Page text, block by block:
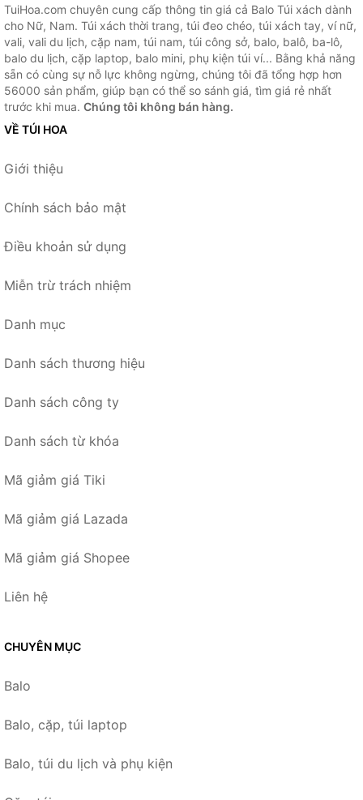
TuiHoa.com chuyên cung cấp thông tin giá cả Balo Túi xách dành
cho Nữ, Nam. Túi xách thời trang, túi đeo chéo, túi xách tay, ví nữ,
vali, vali du lịch, cặp nam, túi nam, túi công sở, balo, balô, ba-lô,
balo du lịch, cặp laptop, balo mini, phụ kiện túi ví... Bằng khả năng
sẵn có cùng sự nỗ lực không ngừng, chúng tôi đã tổng hợp hơn
56000 sản phẩm, giúp bạn có thể so sánh giá, tìm giá rẻ nhất
trước khi mua. Chúng tôi không bán hàng.
VỀ TÚI HOA
Giới thiệu
Chính sách bảo mật
Điều khoản sử dụng
Miễn trừ trách nhiệm
Danh mục
Danh sách thương hiệu
Danh sách công ty
Danh sách từ khóa
Mã giảm giá Tiki
Mã giảm giá Lazada
Mã giảm giá Shopee
Liên hệ
CHUYÊN MỤC
Balo
Balo, cặp, túi laptop
Balo, túi du lịch và phụ kiện